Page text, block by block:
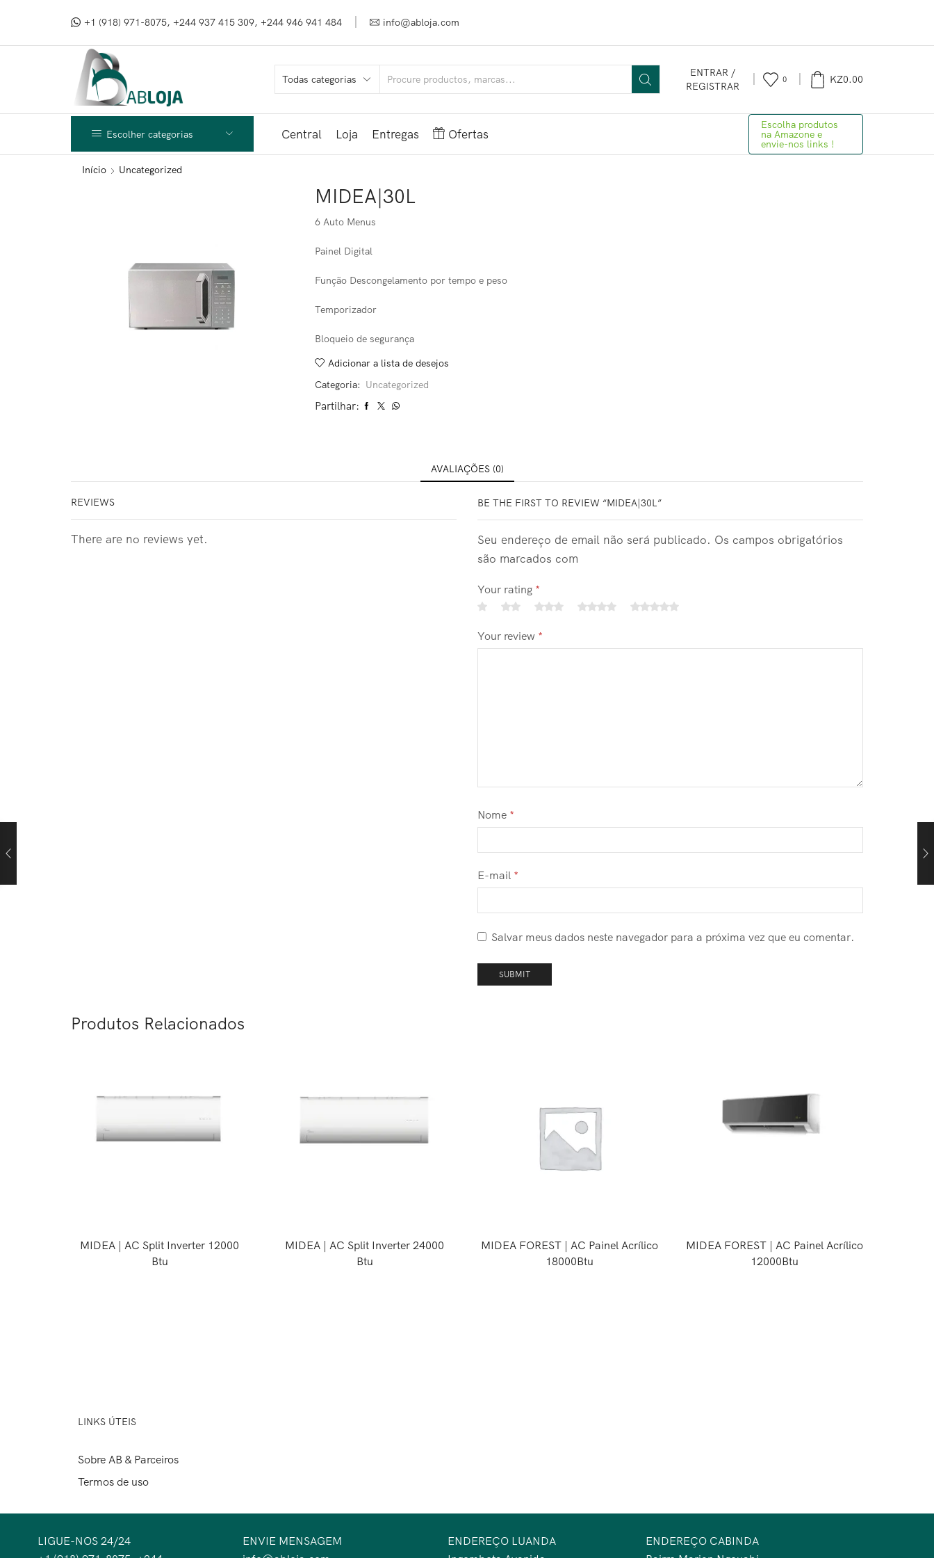
+1 (918) 971-8075, +244 937 415 309, +244 946 941 484 info@abloja.com
ENTRAR /
REGISTRAR
0 KZ0.00
Escolher categorias Central Loja Entregas Ofertas
Escolha produtos
na Amazone e
envie-nos links !
Início Uncategorized
MIDEA|30L
6 Auto Menus
Painel Digital
Função Descongelamento por tempo e peso
Temporizador
Bloqueio de segurança
Adicionar a lista de desejos
Categoria: Uncategorized
Partilhar:
AVALIAÇÕES (0)
REVIEWS
There are no reviews yet.
BE THE FIRST TO REVIEW “MIDEA|30L”
Seu endereço de email não será publicado. Os campos obrigatórios
são marcados com
Your rating *
Your review *
Nome *
E-mail *
Salvar meus dados neste navegador para a próxima vez que eu comentar.
Produtos Relacionados
MIDEA | AC Split Inverter 12000
Btu
MIDEA | AC Split Inverter 24000
Btu
MIDEA FOREST | AC Painel Acrílico
18000Btu
MIDEA FOREST | AC Painel Acrílico
12000Btu
LINKS ÚTEIS
Sobre AB & Parceiros
Termos de uso
LIGUE-NOS 24/24
ENVIE MENSAGEM
ENDEREÇO LUANDA
ENDEREÇO CABINDA